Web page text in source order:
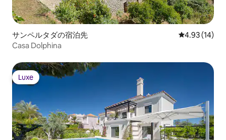
サンペルタダの宿泊先 レビュー14
4.93 (14)
Casa Dolphina
Luxe
Luxe